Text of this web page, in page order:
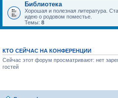
Библиотека
Хорошая и полезная литература.
идею о родовом поместье.
Темы: 8
КТО СЕЙЧАС НА КОНФЕРЕНЦИИ
Сейчас этот форум просматривают: нет
гостей